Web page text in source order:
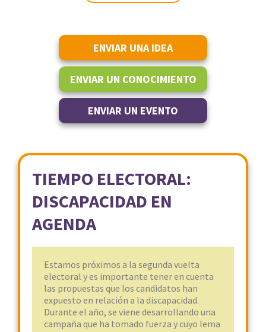
ENVIAR UNA IDEA
ENVIAR UN CONOCIMIENTO
ENVIAR UN EVENTO
TIEMPO ELECTORAL:
DISCAPACIDAD EN
AGENDA
Estamos próximos a la segunda vuelta
electoral y es importante tener en cuenta
las propuestas que los candidatos han
expuesto en relación a la discapacidad.
Durante el año, se viene desarrollando una
campaña que ha tomado fuerza y cuyo lema